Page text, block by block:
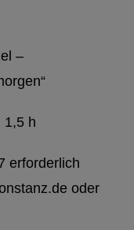
–
1,5 h
erforderlich
oder